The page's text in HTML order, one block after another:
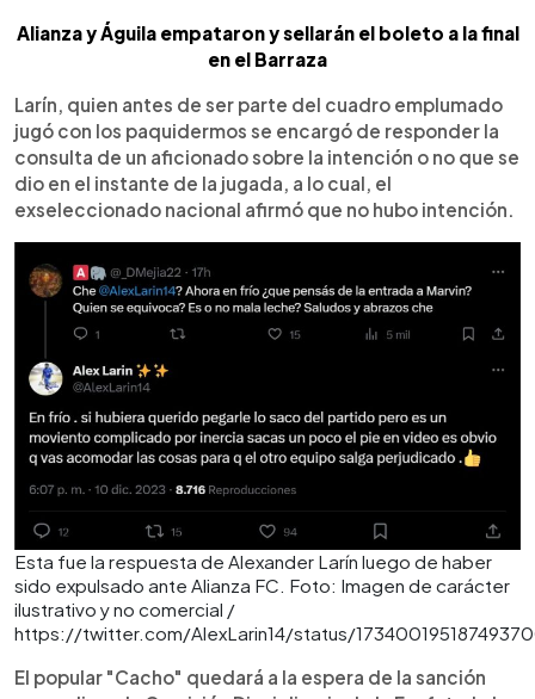
Alianza y Águila empataron y sellarán el boleto a la final
en el Barraza
Larín, quien antes de ser parte del cuadro emplumado
jugó con los paquidermos se encargó de responder la
consulta de un aficionado sobre la intención o no que se
dio en el instante de la jugada, a lo cual, el
exseleccionado nacional afirmó que no hubo intención.
Esta fue la respuesta de Alexander Larín luego de haber
sido expulsado ante Alianza FC. Foto: Imagen de carácter
ilustrativo y no comercial /
https://twitter.com/AlexLarin14/status/
El popular "Cacho" quedará a la espera de la sanción